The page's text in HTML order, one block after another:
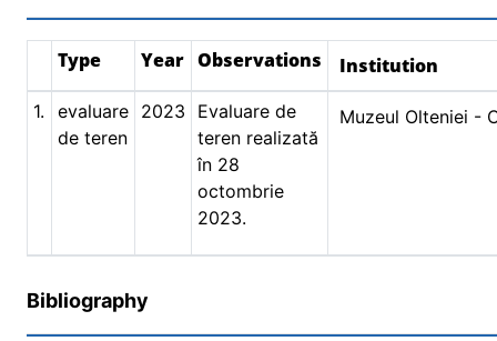
Type Year Observations Institution
1.
evaluare
de teren
2023
Evaluare de
teren realizată
în 28
octombrie
2023.
Muzeul Olteniei -
Bibliography